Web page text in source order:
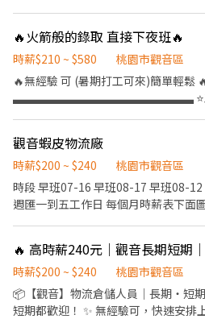
一次到位 🎁 (☞ﾟヮﾟ)☞ 🚍 免費交通車
無塵衣、不用靜電衣 (☞ﾟヮﾟ)☞ 🎓 免
ヮﾟ)☞ 🍱 免費供餐｜伙食免擔心 (☞ﾟ
（條件依照廠區公告）
＆ 薪資（含津貼） 🕐 📅 休假制度✔
08:00－17:00 💲200／H 約 $35,200
💲230／H 約 $40,480
超簡單 🏢 📦 電商商品理貨、上架 📌
💡
點 📌 桃1廠｜大園區建國路 📌 桃5廠｜
便 🚌 🚍 日班／晚班皆有交通車 🆓 免
詳細路線：https://pse.is/82xgds 匯款
🔥火箭般的錄取 直接下夜班🔥
時薪$210 ~ $580
桃園市觀音區
🔥無經驗 可 (暑期打工可來)簡單輕鬆
▃▃▃▃▃▃▃▃▃▃▃▃▃▃▃▃ ⭐️工作
萬 ⭐️休假: 排休制 ⭐️工作地點:大園 楊
▃▃▃▃▃▃▃▃▃▃▃▃▃▃▃▃ #提供住
金 #桃園 #八德 #大湳 #日領現金 #立
▃▃▃▃▃▃▃▃▃▃▃▃▃▃▃▃ 加上我
觀音蝦皮物流廠
時薪$200 ~ $240
桃園市觀音區
時段 早班07-16 早班08-17 早班08-
週匯一到五工作日 每個月時薪表下面
時薪$200 ~ $240
桃園市觀音區
📦【觀音】物流倉儲人員｜長期・短期皆可
短期都歡迎！ ✨ 無經驗可，快速安排上工！ 📍【工作地